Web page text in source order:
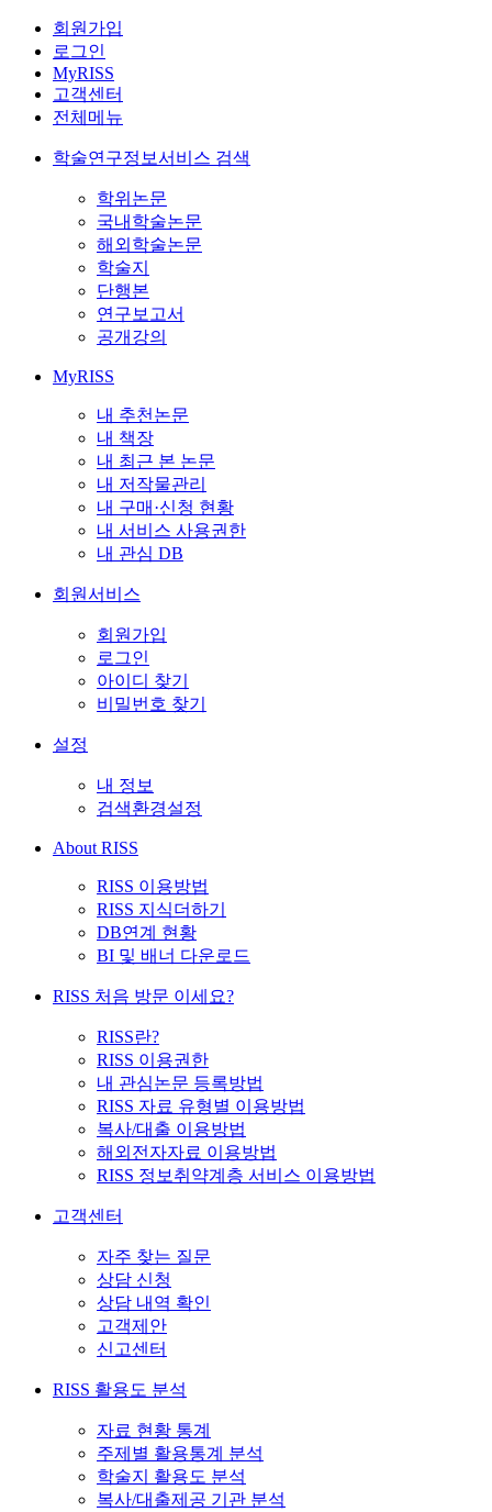
회원가입
로그인
MyRISS
고객센터
전체메뉴
학술연구정보서비스 검색
학위논문
국내학술논문
해외학술논문
학술지
단행본
연구보고서
공개강의
MyRISS
내 추천논문
내 책장
내 최근 본 논문
내 저작물관리
내 구매·신청 현황
내 서비스 사용권한
내 관심 DB
회원서비스
회원가입
로그인
아이디 찾기
비밀번호 찾기
설정
내 정보
검색환경설정
About RISS
RISS 이용방법
RISS 지식더하기
DB연계 현황
BI 및 배너 다운로드
RISS 처음 방문 이세요?
RISS란?
RISS 이용권한
내 관심논문 등록방법
RISS 자료 유형별 이용방법
복사/대출 이용방법
해외전자자료 이용방법
RISS 정보취약계층 서비스 이용방법
고객센터
자주 찾는 질문
상담 신청
상담 내역 확인
고객제안
신고센터
RISS 활용도 분석
자료 현황 통계
주제별 활용통계 분석
학술지 활용도 분석
복사/대출제공 기관 분석